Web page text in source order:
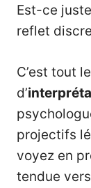
Est-ce
reflet
C’est tout
d’
projectifs
voyez en
tendue